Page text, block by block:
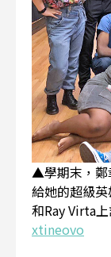
▲學期末，鄭
給她的超級
和Ray Virta
xtineovo